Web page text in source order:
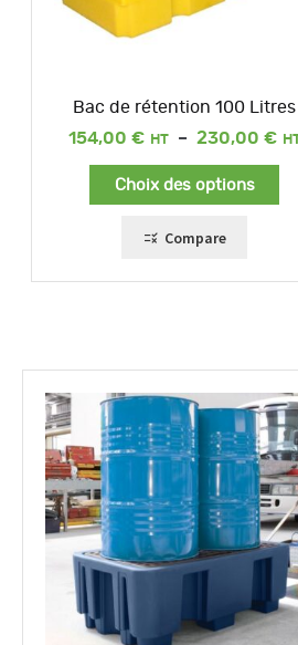
Bac de rétention 100 Litres
154,00 € – 230,00 €
Choix des options
Compare